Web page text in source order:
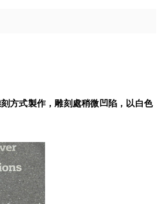
式製作，雕刻處稍微凹陷，以白色